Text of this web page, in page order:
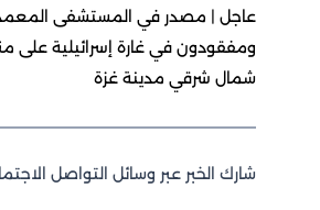
ومفقودون في غارة إسرائيلية على
شمال شرقي مدينة غزة
شارك الخبر عبر وسائل التواصل